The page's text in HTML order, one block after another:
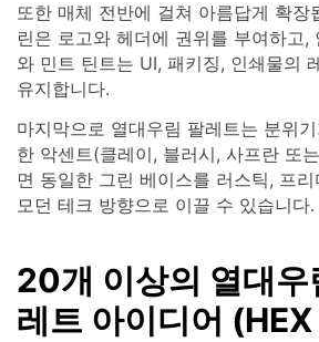
또한 매체 전반에 걸쳐 아름답게 확장
린은 로고와 헤더에 권위를 부여하고,
와 민트 틴트는 UI, 패키징, 인쇄물의
유지합니다.
마지막으로 열대우림 팔레트는 분위
한 악센트(클레이, 블러시, 사프란 또
면 동일한 그린 베이스를 러스틱, 프
모던 테크 방향으로 이끌 수 있습니다.
20개 이상의 열대우
레트 아이디어